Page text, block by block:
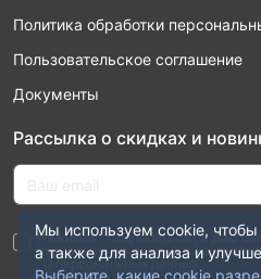
Политика обработки
Пользовательское соглашение
Документы
Рассылка о скидках и
Нажимая “Подписаться”, я даю
персональных данных в
“О персональных данных”
Мы используем cookie, чтобы
а также для анализа и
Выберите, какие cookie